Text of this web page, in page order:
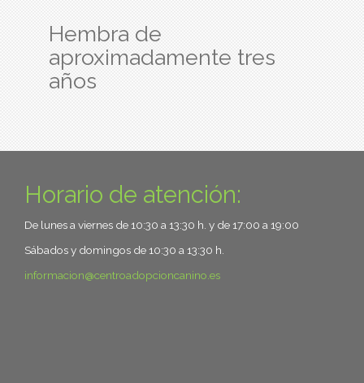
Hembra de
aproximadamente tres
años
Horario de atención:
De lunes a viernes de 10:30 a 13:30 h. y de 17:00 a 19:00
Sábados y domingos de 10:30 a 13:30 h.
informacion
centroadopcioncanino.es